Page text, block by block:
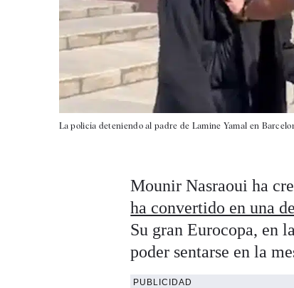
La policía deteniendo al padre de Lamine Yamal en
Mounir Nasraoui ha
ha convertido en una
Su gran Eurocopa, en
poder sentarse en la
PUBLICIDAD